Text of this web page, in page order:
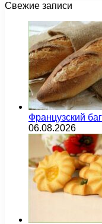
Свежие записи
Французский
06.08.2026